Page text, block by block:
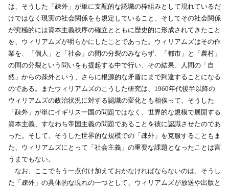
は、そうした「疎外」が単に支配的な認識の枠組みとして現れているだ
けではなく現実の社会関係をも規定していること、そしてその社会関係
が究極的には資本主義秩序の確立とともに歴史的に形成されてきたこと
を、ウィリアムズが明らかにしたことであった。ウィリアムズはその作
業を、「個人」と「社会」の間の分裂のみならず、「都市」と「農村」
の間の分裂という問いをも提起する中で行い、その結果、人間の「自
然」からの疎外という、さらに根源的な矛盾にまで到達することになる
のである。またウィリアムズのこうした研究は、1960年代後半以降の
ウィリアムズの政治状況に対する認識の変化とも相俟って、そうした
「疎外」が単にイギリス一国の問題ではなく、世界的な規模で展開する
資本主義、すなわち帝国主義の問題であることを彼に認識させたのであ
った。そして、そうした世界的な規模での「疎外」を克服することもま
た、ウィリアムズにとって「社会主義」の重要な課題となったことは言
うまでもない。
なお、ここでもう一点付け加えておかなければならないのは、そうし
た「疎外」の具体的な現れの一つとして、ウィリアムズが放送や出版と